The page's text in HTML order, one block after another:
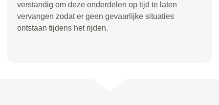
verstandig om deze onderdelen op tijd te laten
vervangen zodat er geen gevaarlijke situaties
ontstaan tijdens het rijden.